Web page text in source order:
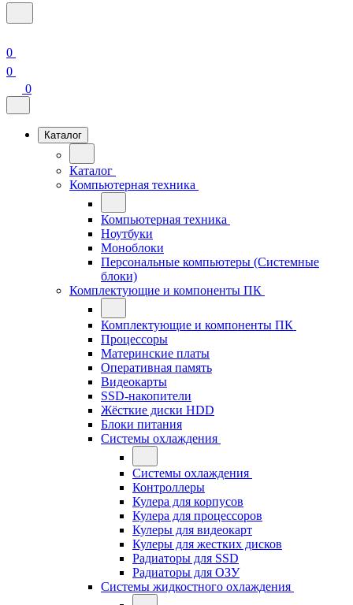
0
0
0
Каталог
Каталог
Компьютерная техника
Компьютерная техника
Ноутбуки
Моноблоки
Персональные компьютеры (Системные
блоки)
Комплектующие и компоненты ПК
Комплектующие и компоненты ПК
Процессоры
Материнские платы
Оперативная память
Видеокарты
SSD-накопители
Жёсткие диски HDD
Блоки питания
Системы охлаждения
Системы охлаждения
Контроллеры
Кулера для корпусов
Кулера для процессоров
Кулеры для видеокарт
Кулеры для жестких дисков
Радиаторы для SSD
Радиаторы для ОЗУ
Системы жидкостного охлаждения